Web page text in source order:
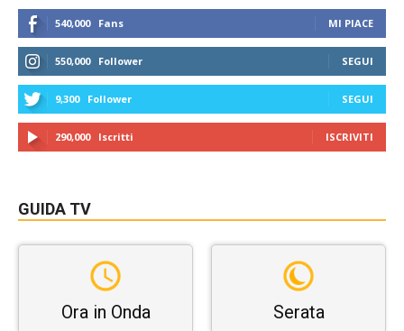
540,000 Fans MI PIACE
550,000 Follower SEGUI
9,300 Follower SEGUI
290,000 Iscritti ISCRIVITI
GUIDA TV
Ora in Onda Serata